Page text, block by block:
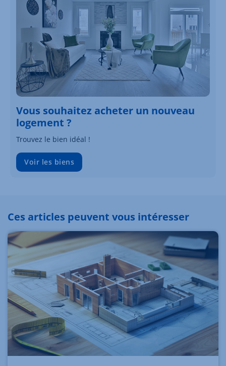
Vous souhaitez acheter un nouveau
logement ?
Trouvez le bien idéal !
Voir les biens
Ces articles peuvent vous intéresser